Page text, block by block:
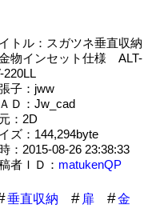
トル：スガツネ垂直収納
物インセット仕様 ALT-
220LL
子：jww
Ｄ：Jw_cad
：2D
ズ：144,294byte
：2015-08-26 23:38:33
者ＩＤ： matukenQP
垂直収納 扉
金